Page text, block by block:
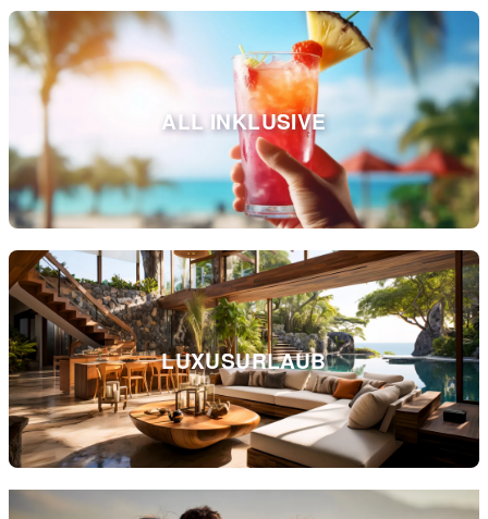
ALL INKLUSIVE
LUXUSURLAUB